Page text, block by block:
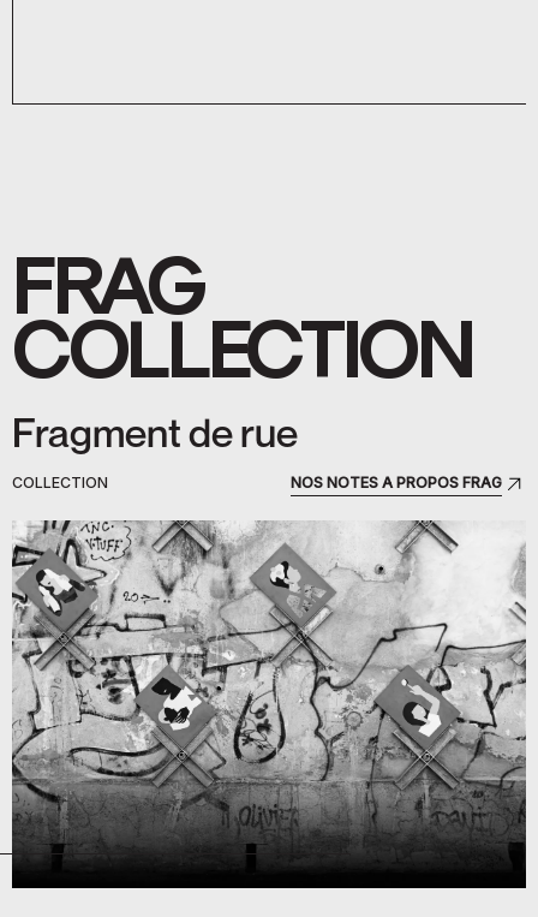
FRAG
COLLECTION
Fragment de rue
COLLECTION NOS NOTES À PROPOS FRAG